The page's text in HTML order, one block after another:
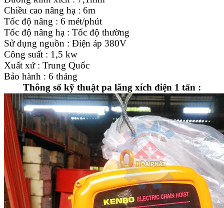
Chiều cao nâng hạ : 6m
Tốc độ nâng : 6 mét/phút
Tốc độ nâng hạ : Tốc độ thường
Sử dụng nguồn : Điện áp 380V
Công suất : 1,5 kw
Xuất xứ : Trung Quốc
Bảo hành : 6 tháng
Thông số kỹ thuật pa lăng xích điện 1 tấn :